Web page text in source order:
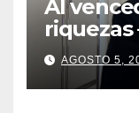
Al
riquezas
AGOSTO 5,